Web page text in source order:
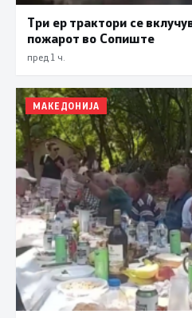
Три ер трактори се
пожарот во Сопиште
пред 1 ч.
МАКЕДОНИЈА